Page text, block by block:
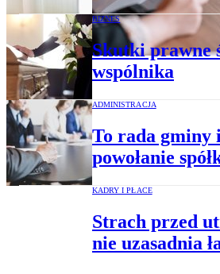
BIZNES
Skutki prawne
wspólnika
ADMINISTRACJA
To rada gminy
powołanie
KADRY I PŁACE
Strach przed
nie uzasadnia